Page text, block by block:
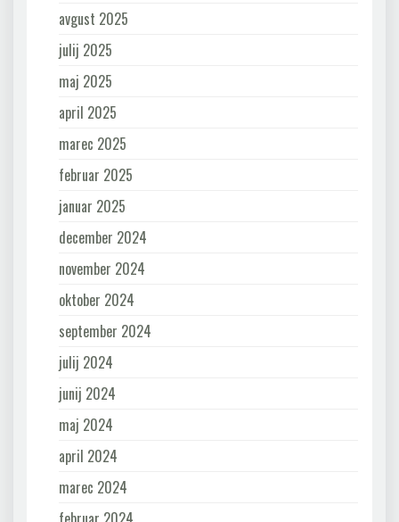
avgust 2025
julij 2025
maj 2025
april 2025
marec 2025
februar 2025
januar 2025
december 2024
november 2024
oktober 2024
september 2024
julij 2024
junij 2024
maj 2024
april 2024
marec 2024